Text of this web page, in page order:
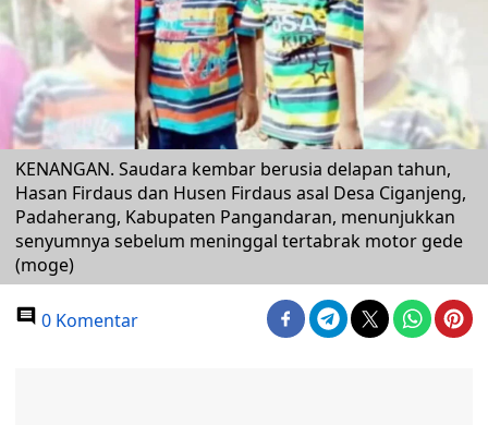
KENANGAN. Saudara kembar berusia delapan tahun,
Hasan Firdaus dan Husen Firdaus asal Desa Ciganjeng,
Padaherang, Kabupaten Pangandaran, menunjukkan
senyumnya sebelum meninggal tertabrak motor gede
(moge)
0 Komentar